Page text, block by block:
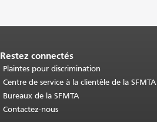
Restez connectés
Plaintes pour discrimination
Centre de service à la clientèle de la SFMTA
Bureaux de la SFMTA
Contactez-nous